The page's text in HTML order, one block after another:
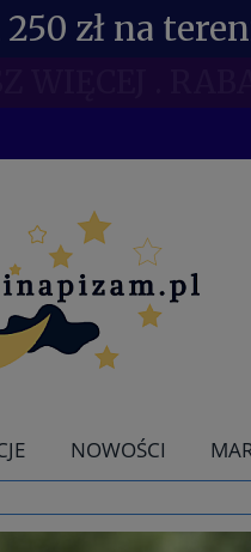
zł na
NOWOŚCI